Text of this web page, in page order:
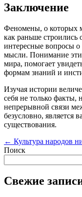
Заключение
Феномены, о которых
как раньше строились
интересные вопросы
мысли. Понимание
мира, помогает
формам знаний и
Изучая истории
себя не только факты,
непрерывной связи
безусловно, является
существования.
← Культура народов
Поиск
Свежие